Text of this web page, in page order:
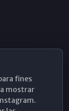
fines
mostrar